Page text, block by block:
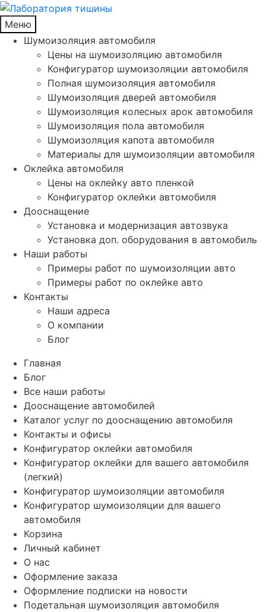
Меню
Шумоизоляция автомобиля
Цены на шумоизоляцию автомобиля
Конфигуратор шумоизоляции автомобиля
Полная шумоизоляция автомобиля
Шумоизоляция дверей автомобиля
Шумоизоляция колесных арок автомобиля
Шумоизоляция пола автомобиля
Шумоизоляция капота автомобиля
Материалы для шумоизоляции автомобиля
Оклейка автомобиля
Цены на оклейку авто пленкой
Конфигуратор оклейки автомобиля
Дооснащение
Установка и модернизация автозвука
Установка доп. оборудования в автомобиль
Наши работы
Примеры работ по шумоизоляции авто
Примеры работ по оклейке авто
Контакты
Наши адреса
О компании
Блог
Главная
Блог
Все наши работы
Дооснащение автомобилей
Каталог услуг по дооснащению автомобиля
Контакты и офисы
Конфигуратор оклейки автомобиля
Конфигуратор оклейки для вашего автомобиля
(легкий)
Конфигуратор шумоизоляции автомобиля
Конфигуратор шумоизоляции для вашего
автомобиля
Корзина
Личный кабинет
О нас
Оформление заказа
Оформление подписки на новости
Подетальная шумоизоляция автомобиля